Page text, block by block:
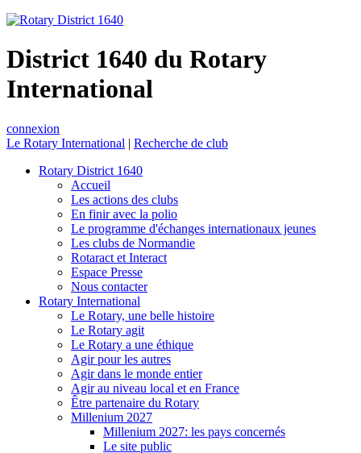
District 1640 du Rotary
International
connexion
Le Rotary International | Recherche de club
Rotary District 1640
Accueil
Les actions des clubs
En finir avec la polio
Le programme d'échanges internationaux jeunes
Les clubs de Normandie
Rotaract et Interact
Espace Presse
Nous contacter
Rotary International
Le Rotary, une belle histoire
Le Rotary agit
Le Rotary a une éthique
Agir pour les autres
Agir dans le monde entier
Agir au niveau local et en France
Être partenaire du Rotary
Millenium 2027
Millenium 2027: les pays concernés
Le site public